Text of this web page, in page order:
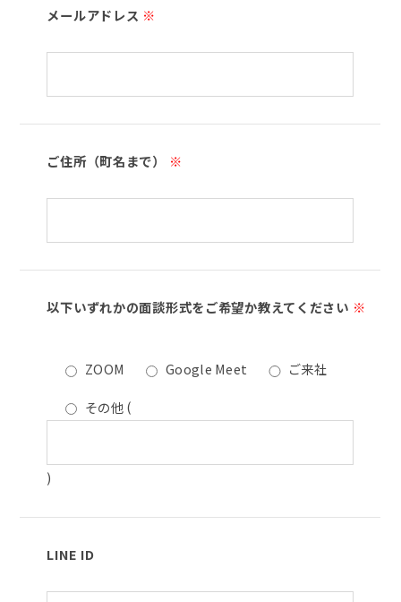
メールアドレス ※
ご住所（町名まで） ※
以下いずれかの面談形式をご希望か教えてください ※
ZOOM Google Meet ご来社
その他(
)
LINE ID